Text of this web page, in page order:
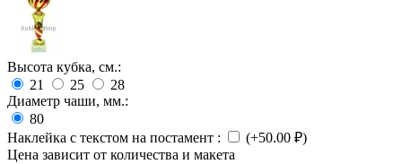
Высота кубка, см.:
21
25
28
Диаметр чаши, мм.:
80
Наклейка с текстом на постамент : (+50.00 ₽)
Цена зависит от количества и макета